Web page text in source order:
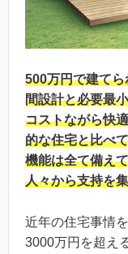
500万円で建て
間設計と必要最
コストながら快
的な住宅と比べ
機能は全て備え
人々から支持を
近年の住宅事情
3000万円を超え